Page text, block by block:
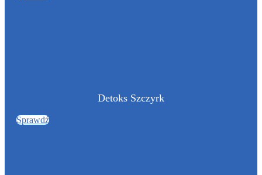
Detoks Szczyrk
Sprawdź